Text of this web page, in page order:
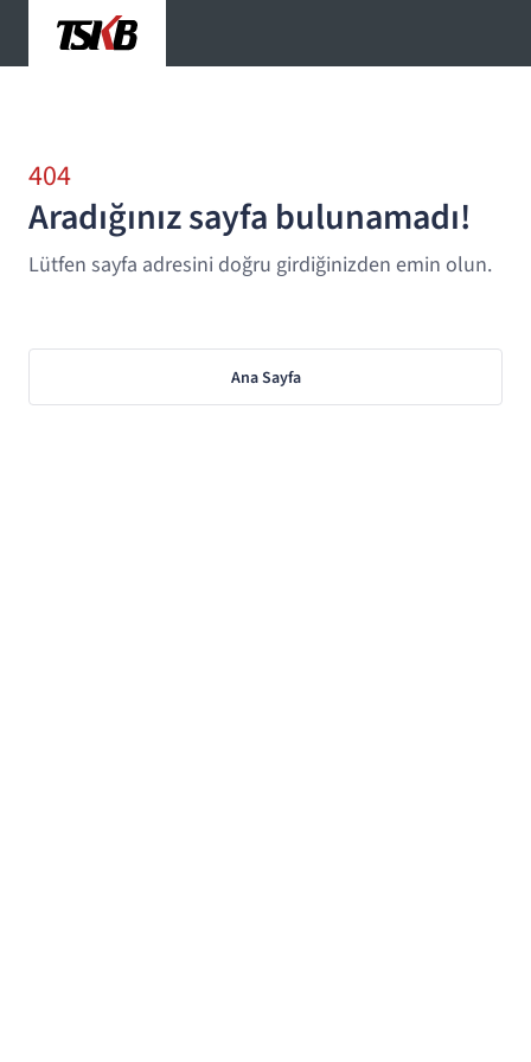
404
Aradığınız sayfa bulunamadı!
Lütfen sayfa adresini doğru girdiğinizden emin olun.
Ana Sayfa